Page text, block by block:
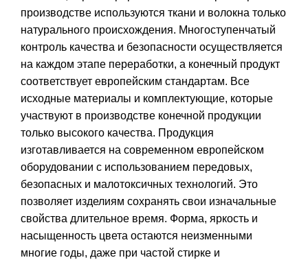
производстве используются ткани и волокна только
натурального происхождения. Многоступенчатый
контроль качества и безопасности осуществляется
на каждом этапе переработки, а конечный продукт
соответствует европейским стандартам. Все
исходные материалы и комплектующие, которые
участвуют в производстве конечной продукции
только высокого качества. Продукция
изготавливается на современном европейском
оборудовании с использованием передовых,
безопасных и малотоксичных технологий. Это
позволяет изделиям сохранять свои изначальные
свойства длительное время. Форма, яркость и
насыщенность цвета остаются неизменными
многие годы, даже при частой стирке и